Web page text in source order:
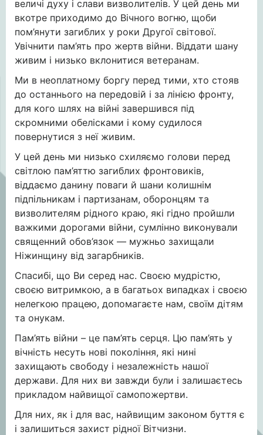
величі духу і слави визволителів. У цей день ми
вкотре приходимо до Вічного вогню, щоби
пом’янути загиблих у роки Другої світової.
Увічнити пам’ять про жертв війни. Віддати шану
живим і низько вклонитися ветеранам.
Ми в неоплатному боргу перед тими, хто стояв
до останнього на передовій і за лінією фронту,
для кого шлях на війні завершився під
скромними обелісками і кому судилося
повернутися з неї живим.
У цей день ми низько схиляємо голови перед
світлою пам’яттю загиблих фронтовиків,
віддаємо данину поваги й шани колишнім
підпільникам і партизанам, оборонцям та
визволителям рідного краю, які гідно пройшли
важкими дорогами війни, сумлінно виконували
священний обов’язок — мужньо захищали
Ніжинщину від загарбників.
Спасибі, що Ви серед нас. Своєю мудрістю,
своєю витримкою, а в багатьох випадках і своєю
нелегкою працею, допомагаєте нам, своїм дітям
та онукам.
Пам’ять війни – це пам’ять серця. Цю пам’ять у
вічність несуть нові покоління, які нині
захищають свободу і незалежність нашої
держави. Для них ви завжди були і залишаєтесь
прикладом найвищої самопожертви.
Для них, як і для вас, найвищим законом буття є
і залишиться захист рідної Вітчизни.